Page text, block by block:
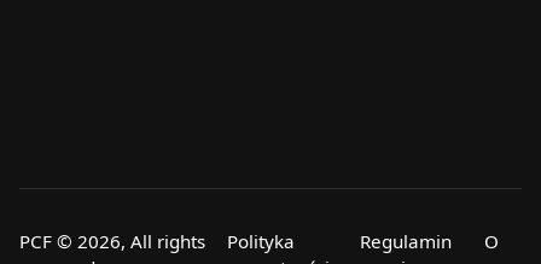
PCF © 2026, All rights
Polityka
Regulamin
O